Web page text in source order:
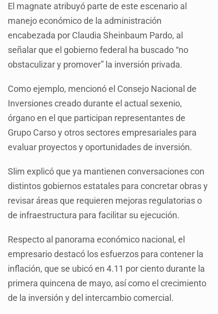
El magnate atribuyó parte de este escenario al
manejo económico de la administración
encabezada por Claudia Sheinbaum Pardo, al
señalar que el gobierno federal ha buscado “no
obstaculizar y promover” la inversión privada.
Como ejemplo, mencionó el Consejo Nacional de
Inversiones creado durante el actual sexenio,
órgano en el que participan representantes de
Grupo Carso y otros sectores empresariales para
evaluar proyectos y oportunidades de inversión.
Slim explicó que ya mantienen conversaciones con
distintos gobiernos estatales para concretar obras y
revisar áreas que requieren mejoras regulatorias o
de infraestructura para facilitar su ejecución.
Respecto al panorama económico nacional, el
empresario destacó los esfuerzos para contener la
inflación, que se ubicó en 4.11 por ciento durante la
primera quincena de mayo, así como el crecimiento
de la inversión y del intercambio comercial.